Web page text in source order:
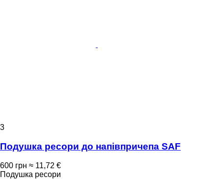
3
Подушка ресори до напівпричепа SAF
600 грн ≈ 11,72 €
Подушка ресори